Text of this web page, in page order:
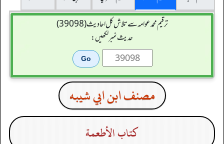
ترقیم محمدعوامہ سے تلاش کل احادیث (39098)
حدیث نمبر لکھیں:
مصنف ابن ابي شيبه
كتاب الأطعمة